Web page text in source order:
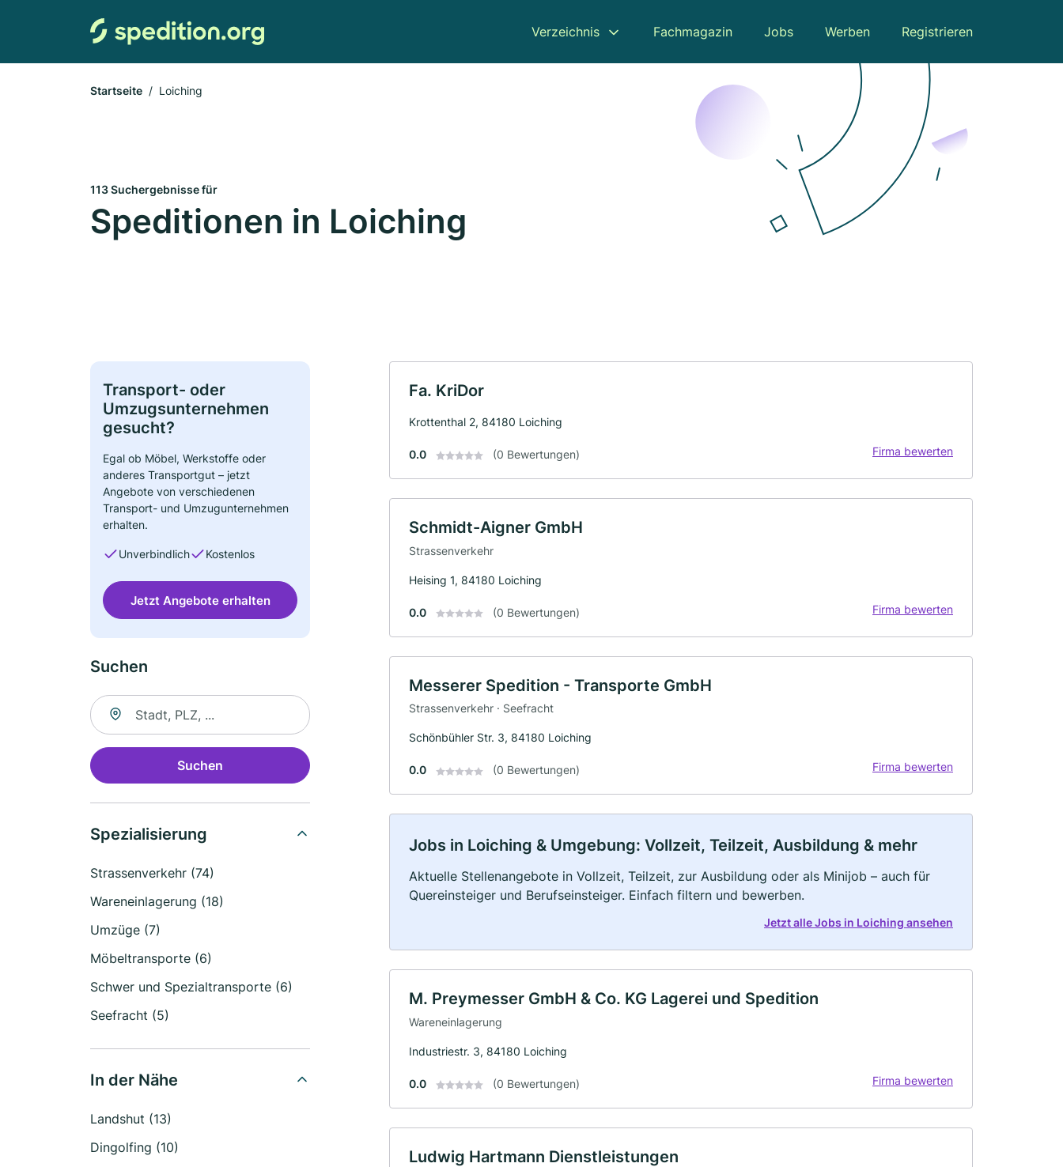
Verzeichnis Fachmagazin Jobs Werben Registrieren
Startseite Loiching
113 Suchergebnisse für
Speditionen in Loiching
Transport- oder
Umzugsunternehmen
gesucht?
Egal ob Möbel, Werkstoffe oder
anderes Transportgut – jetzt
Angebote von verschiedenen
Transport- und Umzugunternehmen
erhalten.
Unverbindlich Kostenlos
Jetzt Angebote erhalten
Suchen
Suche nach Ort
Suchen
Spezialisierung
Strassenverkehr (74)
Wareneinlagerung (18)
Umzüge (7)
Möbeltransporte (6)
Schwer und Spezialtransporte (6)
Seefracht (5)
In der Nähe
Landshut (13)
Dingolfing (10)
Fa. KriDor
Krottenthal 2, 84180 Loiching
0.0 (0 Bewertungen) Firma bewerten
Schmidt-Aigner GmbH
Strassenverkehr
Heising 1, 84180 Loiching
0.0 (0 Bewertungen) Firma bewerten
Messerer Spedition - Transporte GmbH
Strassenverkehr · Seefracht
Schönbühler Str. 3, 84180 Loiching
0.0 (0 Bewertungen) Firma bewerten
Jobs in Loiching & Umgebung: Vollzeit, Teilzeit, Ausbildung & mehr
Aktuelle Stellenangebote in Vollzeit, Teilzeit, zur Ausbildung oder als Minijob – auch für
Quereinsteiger und Berufseinsteiger. Einfach filtern und bewerben.
Jetzt alle Jobs in Loiching ansehen
M. Preymesser GmbH & Co. KG Lagerei und Spedition
Wareneinlagerung
Industriestr. 3, 84180 Loiching
0.0 (0 Bewertungen) Firma bewerten
Ludwig Hartmann Dienstleistungen